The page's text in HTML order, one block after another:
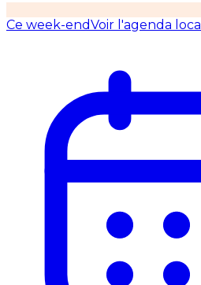
Ce week-endVoir l'agenda local